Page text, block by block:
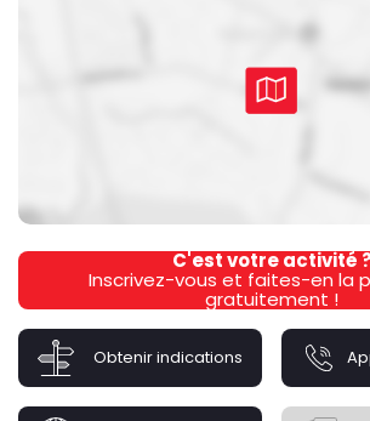
C'est votre activité ?
Inscrivez-vous et faites-en la
gratuitement !
Obtenir indications